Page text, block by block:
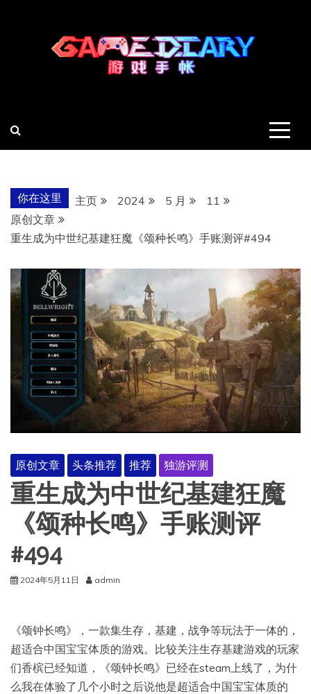
你在这里 主页 2024 5 月
11
原创文章
重生成为中世纪基建狂魔《颂种长鸣》手账测评#494
原创文章 头条推荐 推荐 独游评测
重生成为中世纪基建狂魔
《颂种长鸣》手账测评
#494
2024年5月11日 admin
《颂钟长鸣》，一款集生存，基建，战争等玩法于一体的，
超适合中国宝宝体质的游戏。比较关注生存基建游戏的玩家
们香槟已经知道，《颂钟长鸣》已经在steam上线了，为什
么我在体验了几个小时之后说他是超适合中国宝宝体质的